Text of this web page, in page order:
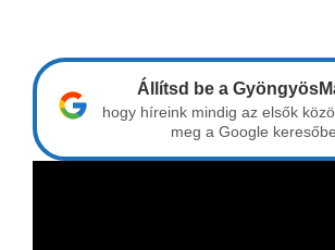
Állítsd be a
hogy híreink mindig az elsők
meg a Google